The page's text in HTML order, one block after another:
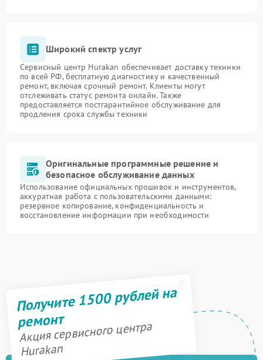
Широкий спектр услуг
Сервисный центр Hurakan обеспечивает доставку техники
по всей РФ, бесплатную диагностику и качественный
ремонт, включая срочный ремонт. Клиенты могут
отслеживать статус ремонта онлайн. Также
предоставляется постгарантийное обслуживание для
продления срока службы техники
Оригинальные программные решение и
безопасное обслуживание данных
Использование официальных прошивок и инструментов,
аккуратная работа с пользовательскими данными:
резервное копирование, конфиденциальность и
восстановление информации при необходимости
Получите 1500 рублей на
ремонт
Акция сервисного центра
Hurakan